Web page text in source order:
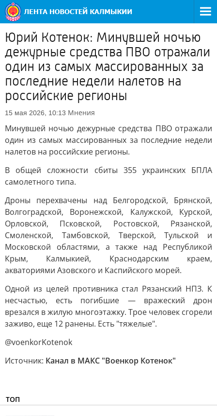
Юрий Котенок: Минувшей ночью
дежурные средства ПВО отражали
один из самых массированных за
последние недели налетов на
российские регионы
15 мая 2026, 10:13 Мнения
Минувшей ночью дежурные средства ПВО отражали
один из самых массированных за последние недели
налетов на российские регионы.
В общей сложности сбиты 355 украинских БПЛА
самолетного типа.
Дроны перехвачены над Белгородской, Брянской,
Волгоградской, Воронежской, Калужской, Курской,
Орловской, Псковской, Ростовской, Рязанской,
Смоленской, Тамбовской, Тверской, Тульской и
Московской областями, а также над Республикой
Крым, Калмыкией, Краснодарским краем,
акваториями Азовского и Каспийского морей.
Одной из целей противника стал Рязанский НПЗ. К
несчастью, есть погибшие — вражеский дрон
врезался в жилую многоэтажку. Трое человек сгорели
заживо, еще 12 ранены. Есть "тяжелые".
@voenkorKotenok
Источник: Канал в МАКС "Военкор Котенок"
ТОП